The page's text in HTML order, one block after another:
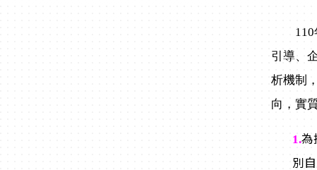
110年
引導、
析機制
向，實
1.為
別